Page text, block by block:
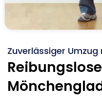
Zuverlässiger